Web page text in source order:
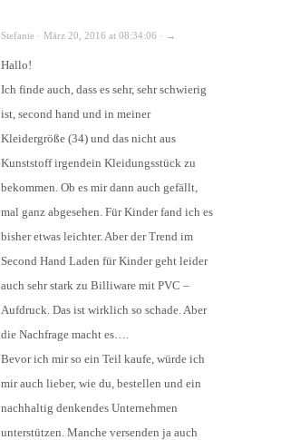
Stefanie · März 20, 2016 at 08:34:06 · →
Hallo!
Ich finde auch, dass es sehr, sehr schwierig
ist, second hand und in meiner
Kleidergröße (34) und das nicht aus
Kunststoff irgendein Kleidungsstück zu
bekommen. Ob es mir dann auch gefällt,
mal ganz abgesehen. Für Kinder fand ich es
bisher etwas leichter. Aber der Trend im
Second Hand Laden für Kinder geht leider
auch sehr stark zu Billiware mit PVC –
Aufdruck. Das ist wirklich so schade. Aber
die Nachfrage macht es….
Bevor ich mir so ein Teil kaufe, würde ich
mir auch lieber, wie du, bestellen und ein
nachhaltig denkendes Unternehmen
unterstützen. Manche versenden ja auch